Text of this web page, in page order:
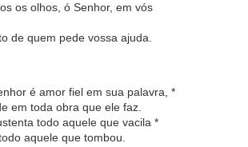
os olhos, ó Senhor, em vós
de quem pede vossa ajuda.
é amor fiel em sua palavra, *
em toda obra que ele faz.
todo aquele que vacila *
aquele que tombou.